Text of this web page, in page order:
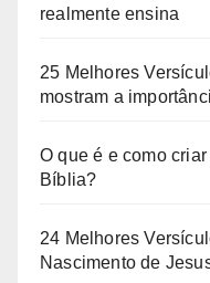
realmente ensina
25 Melhores
mostram a
O que é e como
Bíblia?
24 Melhores
Nascimento de